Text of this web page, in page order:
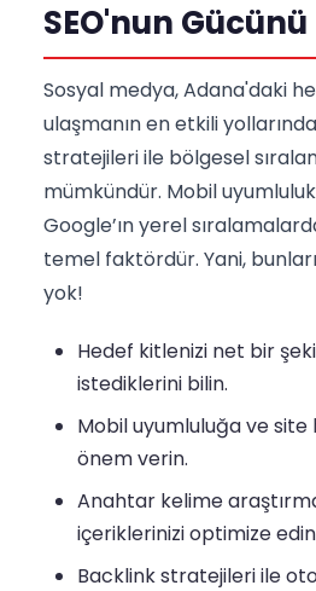
SEO'nun
Sosyal medya, Adana'daki
ulaşmanın en etkili
stratejileri ile bölgesel
mümkündür. Mobil uyumluluk
Google’ın yerel
temel faktördür. Yani,
yok!
Hedef kitlenizi net bir
istediklerini bilin.
Mobil uyumluluğa ve site
önem verin.
Anahtar kelime
içeriklerinizi optimize
Backlink stratejileri ile